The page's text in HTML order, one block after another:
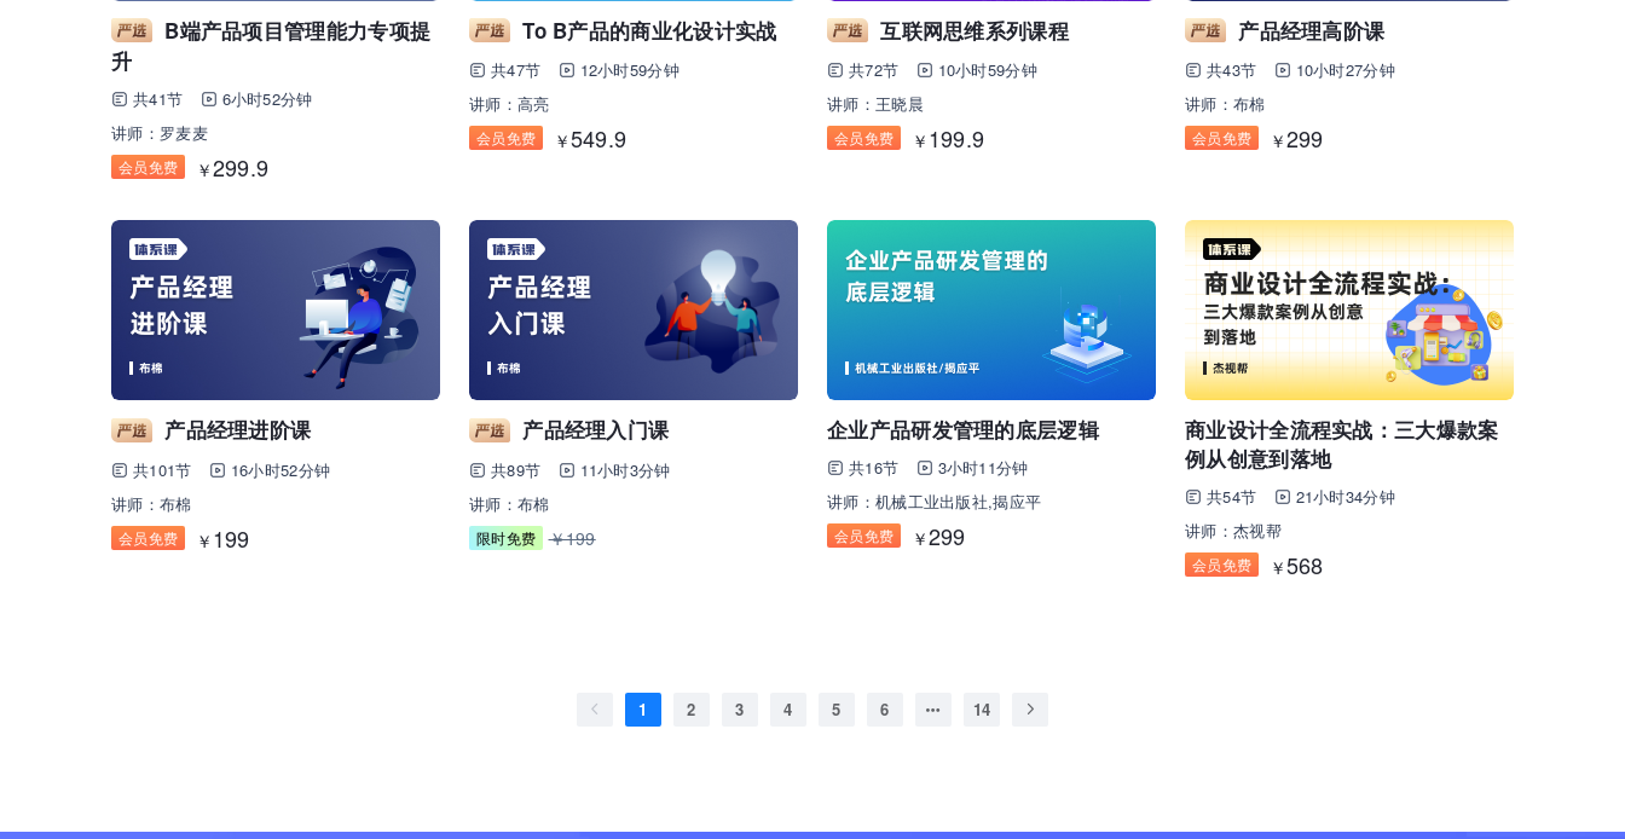
B端产品项目管理能力专项提
升
共41节
6小时52分钟
讲师：罗麦麦
会员免费 ￥299.9
To B产品的商业化设计实战
共47节
12小时59分钟
讲师：高亮
会员免费 ￥549.9
互联网思维系列课程
共72节
10小时59分钟
讲师：王晓晨
会员免费 ￥ 199.9
产品经理高阶课
共43节
10小时27分钟
讲师：布棉
会员免费 ￥299
产品经理进阶课
共101节
16小时52分钟
讲师：布棉
会员免费 ￥ 199
产品经理入门课
共89节
11小时3分钟
讲师：布棉
限时免费 ￥199
企业产品研发管理的底层逻辑
共16节
3小时11分钟
讲师：机械工业出版社,揭应平
会员免费 ￥299
商业设计全流程实战：三大爆款案
例从创意到落地
共54节
21小时34分钟
讲师：杰视帮
会员免费 ￥568
1 2 3 4 5 6 14